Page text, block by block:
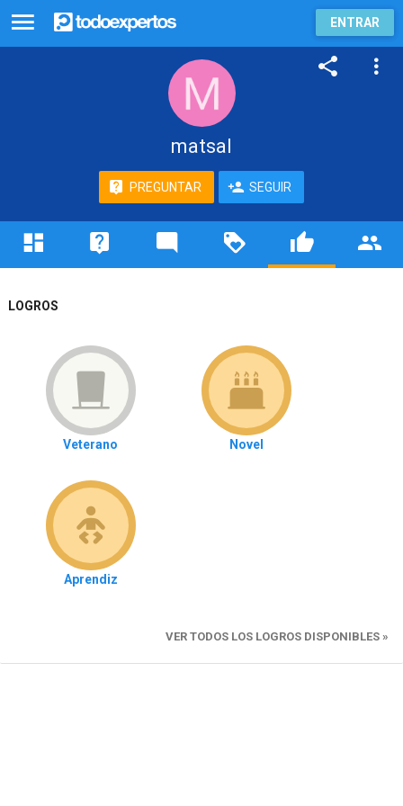
ENTRAR
matsal
PREGUNTAR SEGUIR
LOGROS
Veterano Novel
Aprendiz
VER TODOS LOS LOGROS DISPONIBLES »